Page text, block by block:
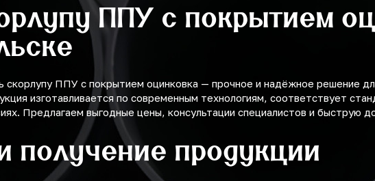
ППУ с покрытием
скорлупу ППУ с покрытием оцинковка — прочное и надёжное решение
изготавливается по современным технологиям, соответствует
Предлагаем выгодные цены, консультации специалистов и быструю
получение продукции